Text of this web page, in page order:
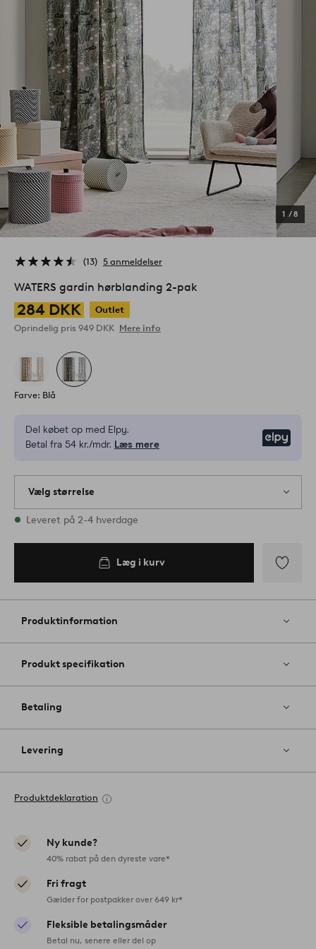
1 /8
13 5 anmeldelser
WATERS gardin hørblanding 2-pak
284 DKK
Outlet
Oprindelig pris 949 DKK Mere info
Farve: Blå
Del købet op med Elpy.
Betal fra 54 kr./mdr. Læs mere
Vælg størrelse
1 størrelser er på lager
Leveret på 2-4 hverdage
Læg i kurv
til
Produktinformation
Produkt specifikation
Betaling
Levering
Produktdeklaration
Ny kunde?
40% rabat på den dyreste vare*
Fri fragt
Gælder for postpakker over 649 kr*
Fleksible betalingsmåder
Betal nu, senere eller del op